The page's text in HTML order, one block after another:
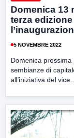
Domenica 13
terza
5 NOVEMBRE 2022
Domenica
sembianze di
all’iniziativa del